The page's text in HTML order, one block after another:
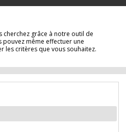
cherchez grâce à notre outil de
pouvez même effectuer une
les critères que vous souhaitez.